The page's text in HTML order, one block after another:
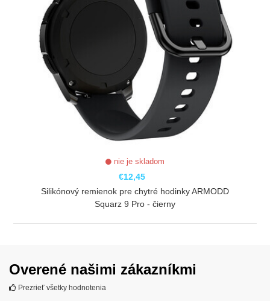
nie je skladom
€12,45
Silikónový remienok pre chytré hodinky ARMODD
Squarz 9 Pro - čierny
Overené našimi zákazníkmi
Prezrieť všetky hodnotenia